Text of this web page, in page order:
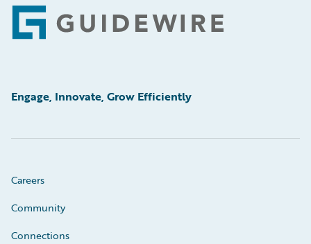
Footer
Engage, Innovate, Grow Efficiently
Careers
Community
Connections